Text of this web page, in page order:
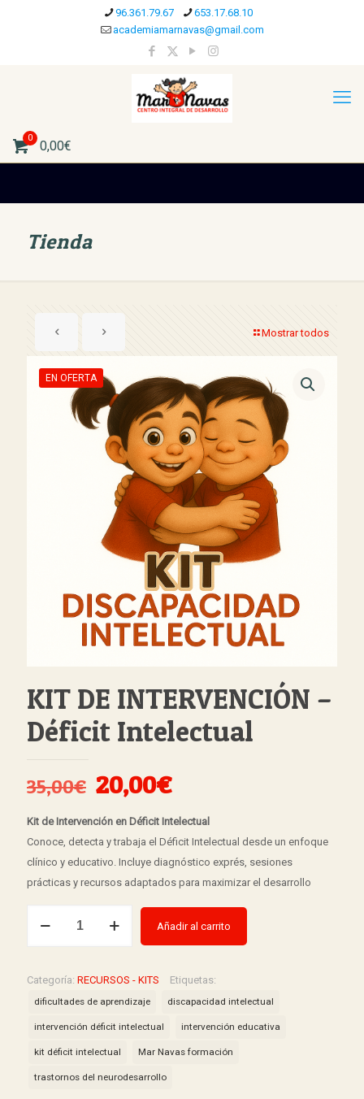
96.361.79.67
653.17.68.10
academiamarnavas@gmail.com
0
0,00€
Tienda
Mostrar todos
EN OFERTA
KIT DE INTERVENCIÓN –
Déficit Intelectual
35,00€ El
original
era:
35,00€.
20,00€El
actual
es:
20,00€.
Kit de Intervención en Déficit Intelectual
Conoce, detecta y trabaja el Déficit Intelectual desde un enfoque
clínico y educativo. Incluye diagnóstico exprés, sesiones
prácticas y recursos adaptados para maximizar el desarrollo
-
Déficit
Añadir al carrito
Categoría: RECURSOS - KITS Etiquetas:
dificultades de aprendizaje discapacidad intelectual
intervención déficit intelectual intervención educativa
kit déficit intelectual Mar Navas formación
trastornos del neurodesarrollo